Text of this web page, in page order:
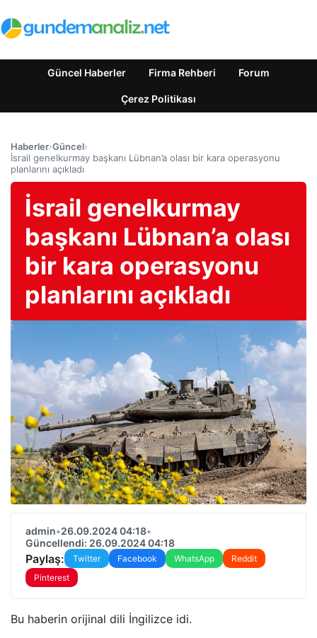
Güncel Haberler Firma Rehberi Forum
Çerez Politikası
Haberler›Güncel›
İsrail genelkurmay başkanı Lübnan’a olası bir kara operasyonu
planlarını açıkladı
İsrail genelkurmay
başkanı Lübnan’a olası
bir kara operasyonu
planlarını açıkladı
admin•26.09.2024 04:18•
Güncellendi: 26.09.2024 04:18
Paylaş: Twitter Facebook WhatsApp
Reddit
Pinterest
Bu haberin orijinal dili İngilizce idi.